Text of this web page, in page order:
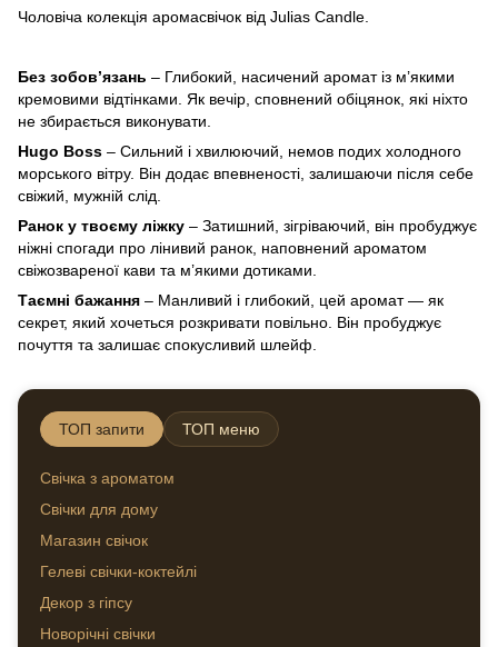
Чоловіча колекція аромасвічок від Julias Candle.
Без зобовʼязань – Глибокий, насичений аромат із м’якими
кремовими відтінками. Як вечір, сповнений обіцянок, які ніхто
не збирається виконувати.
Hugo Boss – Сильний і хвилюючий, немов подих холодного
морського вітру. Він додає впевненості, залишаючи після себе
свіжий, мужній слід.
Ранок у твоєму ліжку – Затишний, зігріваючий, він пробуджує
ніжні спогади про лінивий ранок, наповнений ароматом
свіжозвареної кави та м’якими дотиками.
Таємні бажання – Манливий і глибокий, цей аромат — як
секрет, який хочеться розкривати повільно. Він пробуджує
почуття та залишає спокусливий шлейф.
ТОП запити ТОП меню
Свічка з ароматом
Свічки для дому
Магазин свічок
Гелеві свічки-коктейлі
Декор з гіпсу
Новорічні свічки